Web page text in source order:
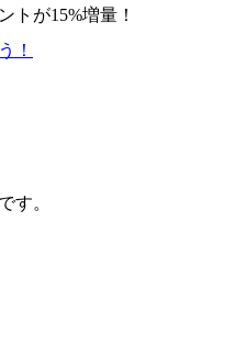
トが15%増量！
！
す。